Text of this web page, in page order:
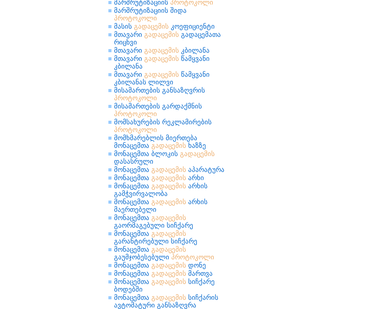
მარშრუტიზაციის პროტოკოლი
მარშრუტიზაციის შიდა
პროტოკოლი
მასის გადაცემის კოეფიციენტი
მთავარი გადაცემის გადაცემათა
რიცხვი
მთავარი გადაცემის კბილანა
მთავარი გადაცემის წამყვანი
კბილანა
მთავარი გადაცემის წამყვანი
კბილანას ლილვი
მისამართების განსაზღვრის
პროტოკოლი
მისამართების გარდაქმნის
პროტოკოლი
მომსახურების რეკლამირების
პროტოკოლი
მომხმარებლის მიერთება
მონაცემთა გადაცემის ხაზზე
მონაცემთა ბლოკის გადაცემის
დასასრული
მონაცემთა გადაცემის აპარატურა
მონაცემთა გადაცემის არხი
მონაცემთა გადაცემის არხის
გამჭვირვალობა
მონაცემთა გადაცემის არხის
მაერთებელი
მონაცემთა გადაცემის
გაორმაგებული სიჩქარე
მონაცემთა გადაცემის
გარანტირებული სიჩქარე
მონაცემთა გადაცემის
გაუმჯობესებული პროტოკოლი
მონაცემთა გადაცემის დონე
მონაცემთა გადაცემის მართვა
მონაცემთა გადაცემის სიჩქარე
ბოდებში
მონაცემთა გადაცემის სიჩქარის
ავტომატური განსაზღვრა